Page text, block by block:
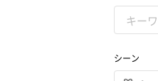
シーン